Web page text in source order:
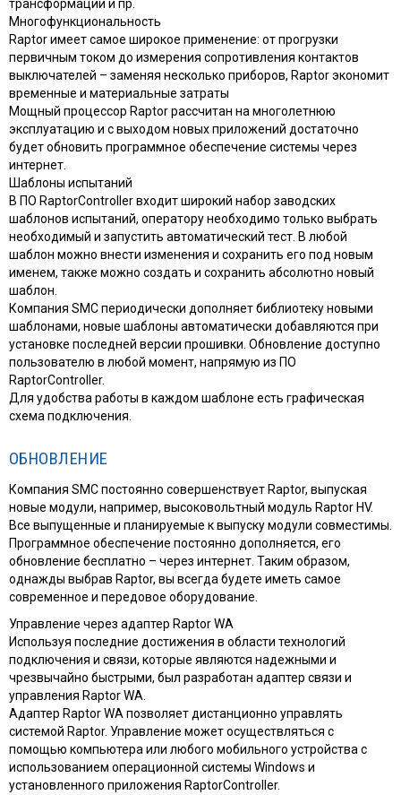
трансформации и пр.
Многофункциональность
Raptor имеет самое широкое применение: от прогрузки
первичным током до измерения сопротивления контактов
выключателей – заменяя несколько приборов, Raptor экономит
временные и материальные затраты
Мощный процессор Raptor рассчитан на многолетнюю
эксплуатацию и с выходом новых приложений достаточно
будет обновить программное обеспечение системы через
интернет.
Шаблоны испытаний
В ПО RaptorController входит широкий набор заводских
шаблонов испытаний, оператору необходимо только выбрать
необходимый и запустить автоматический тест. В любой
шаблон можно внести изменения и сохранить его под новым
именем, также можно создать и сохранить абсолютно новый
шаблон.
Компания SMC периодически дополняет библиотеку новыми
шаблонами, новые шаблоны автоматически добавляются при
установке последней версии прошивки. Обновление доступно
пользователю в любой момент, напрямую из ПО
RaptorController.
Для удобства работы в каждом шаблоне есть графическая
схема подключения.
ОБНОВЛЕНИЕ
Компания SMC постоянно совершенствует Raptor, выпуская
новые модули, например, высоковольтный модуль Raptor HV.
Все выпущенные и планируемые к выпуску модули совместимы.
Программное обеспечение постоянно дополняется, его
обновление бесплатно – через интернет. Таким образом,
однажды выбрав Raptor, вы всегда будете иметь самое
современное и передовое оборудование.
Управление через адаптер Raptor WA
Используя последние достижения в области технологий
подключения и связи, которые являются надежными и
чрезвычайно быстрыми, был разработан адаптер связи и
управления Raptor WA.
Адаптер Raptor WA позволяет дистанционно управлять
системой Raptor. Управление может осуществляться с
помощью компьютера или любого мобильного устройства с
использованием операционной системы Windows и
установленного приложения RaptorController.